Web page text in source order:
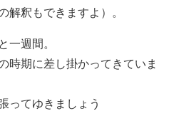
解釈もできますよ）。
一週間。
時期に差し掛かってきていま
ってゆきましょう